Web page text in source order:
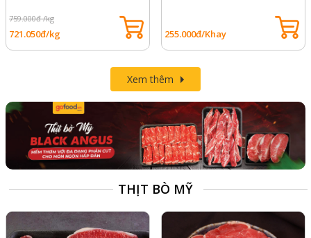
759.000đ /kg
721.050đ/kg 255.000đ/Khay
Xem thêm
THỊT BÒ MỸ